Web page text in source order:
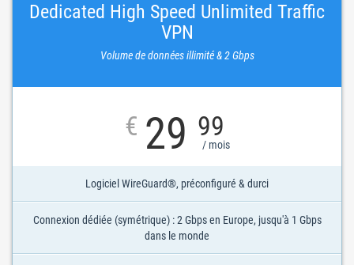
Dedicated High Speed Unlimited Traffic
VPN
Volume de données illimité & 2 Gbps
€ 29 99
/ mois
Logiciel WireGuard®, préconfiguré & durci
Connexion dédiée (symétrique) : 2 Gbps en Europe, jusqu'à 1 Gbps
dans le monde